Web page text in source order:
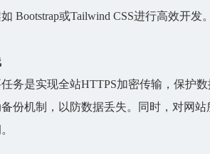
Bootstrap或Tailwind CSS进行高效开
务是实现全站HTTPS加密传输，保护
份机制，以防数据丢失。同时，对网